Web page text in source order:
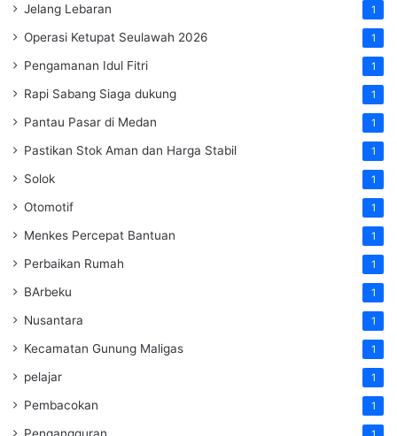
Jelang Lebaran 1
Operasi Ketupat Seulawah 2026 1
Pengamanan Idul Fitri 1
Rapi Sabang Siaga dukung 1
Pantau Pasar di Medan 1
Pastikan Stok Aman dan Harga Stabil 1
Solok 1
Otomotif 1
Menkes Percepat Bantuan 1
Perbaikan Rumah 1
BArbeku 1
Nusantara 1
Kecamatan Gunung Maligas 1
pelajar 1
Pembacokan 1